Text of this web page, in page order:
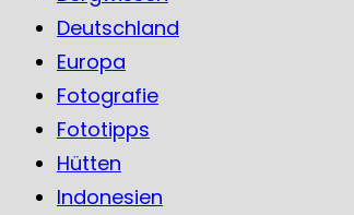
Deutschland
Europa
Fotografie
Fototipps
Hütten
Indonesien